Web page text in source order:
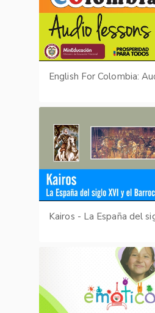
English For Colombia: